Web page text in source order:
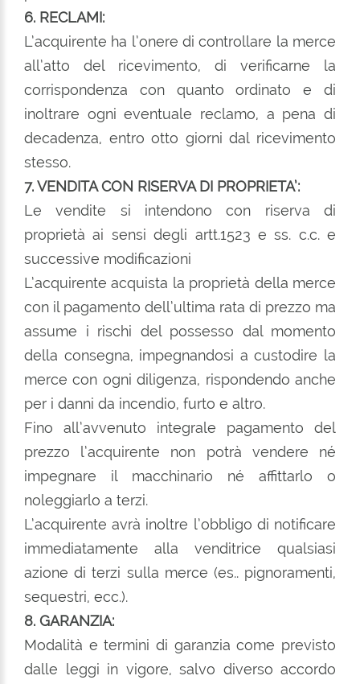
6. RECLAMI:
L’acquirente ha l’onere di controllare la merce
all’atto del ricevimento, di verificarne la
corrispondenza con quanto ordinato e di
inoltrare ogni eventuale reclamo, a pena di
decadenza, entro otto giorni dal ricevimento
stesso.
7. VENDITA CON RISERVA DI PROPRIETA’:
Le vendite si intendono con riserva di
proprietà ai sensi degli artt.1523 e ss. c.c. e
successive modificazioni
L’acquirente acquista la proprietà della merce
con il pagamento dell’ultima rata di prezzo ma
assume i rischi del possesso dal momento
della consegna, impegnandosi a custodire la
merce con ogni diligenza, rispondendo anche
per i danni da incendio, furto e altro.
Fino all’avvenuto integrale pagamento del
prezzo l’acquirente non potrà vendere né
impegnare il macchinario né affittarlo o
noleggiarlo a terzi.
L’acquirente avrà inoltre l’obbligo di notificare
immediatamente alla venditrice qualsiasi
azione di terzi sulla merce (es.. pignoramenti,
sequestri, ecc.).
8. GARANZIA:
Modalità e termini di garanzia come previsto
dalle leggi in vigore, salvo diverso accordo